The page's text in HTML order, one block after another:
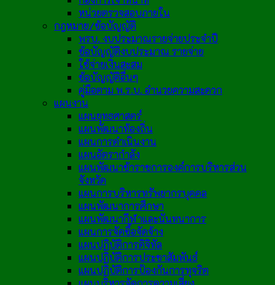
หน่วยตรวจสอบภายใน
กฎหมาย/ข้อบัญญัติ
พรบ. งบประมาณรายจ่ายประจำปี
ข้อบัญญัติงบประมาณ รายจ่าย
ใช้จ่ายเงินสะสม
ข้อบัญญัติอื่นๆ
คู่มือตาม พ.ร.บ. อำนวยความสะดวก
แผนงาน
แผนยุทธศาสตร์
แผนพัฒนาท้องถิ่น
แผนการดำเนินงาน
แผนอัตรากำลัง
แผนพัฒนาข้าราชการองค์การบริหารส่วน
จังหวัด
แผนการบริหารทรัพยากรบุคคล
แผนพัฒนาการศึกษา
แผนพัฒนากีฬาและนันทนาการ
แผนการจัดซื้อจัดจ้าง
แผนปฏิบัติการดิจิทัล
แผนปฏิบัติการประชาสัมพันธ์
แผนปฏิบัติการป้องกันการทุจริต